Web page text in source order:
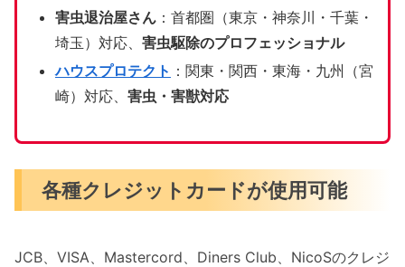
害虫退治屋さん：首都圏（東京・神奈川・千葉・
埼玉）対応、 害虫駆除のプロフェッショナル
ハウスプロテクト ：関東・関西・東海・九州（宮
崎）対応、 害虫・害獣対応
各種クレジットカードが使用可能
JCB、VISA、Mastercord、Diners Club、NicoSのクレジ